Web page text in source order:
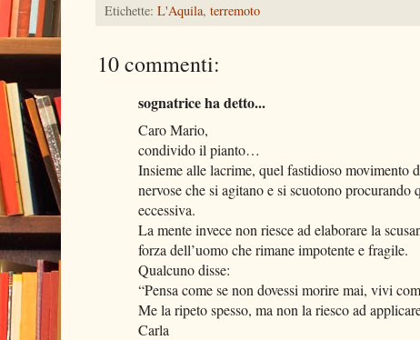
Etichette: L'Aquila, terremoto
10 commenti:
sognatrice ha detto...
Caro Mario,
condivido il pianto…
Insieme alle lacrime, quel fastidioso movimento
nervose che si agitano e si scuotono procurando
eccessiva.
La mente invece non riesce ad elaborare la
forza dell’uomo che rimane impotente e fragile.
Qualcuno disse:
“Pensa come se non dovessi morire mai, vivi
Me la ripeto spesso, ma non la riesco ad
Carla